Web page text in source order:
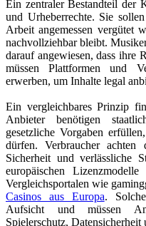
Ein zentraler Bestandteil der
und Urheberrechte. Sie
Arbeit angemessen vergütet
nachvollziehbar bleibt.
darauf angewiesen, dass ihre
müssen Plattformen und
erwerben, um Inhalte legal
Ein vergleichbares Prinzip
Anbieter benötigen
gesetzliche Vorgaben
dürfen. Verbraucher achten
Sicherheit und verlässliche
europäischen
Vergleichsportalen wie
Casinos aus Europa.
Aufsicht und müssen
Spielerschutz,